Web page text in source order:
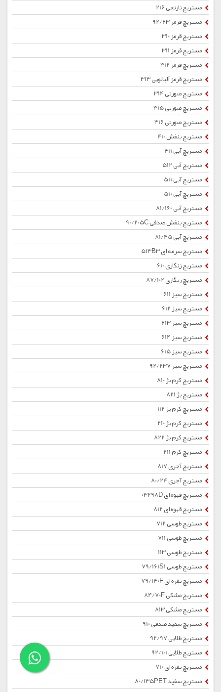
مستربچ نارنجی 216
مستربچ قرمز 92/63
مستربچ قرمز 310
مستربچ قرمز 311
مستربچ قرمز 312
مستربچ قرمز آلبالویی 313
مستربچ صورتی 314
مستربچ صورتی 315
مستربچ صورتی 316
مستربچ بنفش 410
مستربچ آبی 411
مستربچ آبی 512
مستربچ آبی 511
مستربچ آبی 510
مستربچ آبی 81/160
مستربچ بنفش صدفی 90/205C
مستربچ آبی 81/45
مستربچ سرمه ای 513B3
مستربچ زنگاری 610
مستربچ زنگاری 87/102
مستربچ سبز 611
مستربچ سبز 612
مستربچ سبز 613
مستربچ سبز 614
مستربچ سبز 615
مستربچ سبز 92/237
مستربچ کرم بژ 810
مستربچ بژ 821
مستربچ کرم بژ 112
مستربچ کرم بژ 210
مستربچ کرم بژ 822
مستربچ کرم 211
مستربچ آجری 817
مستربچ آجری 80/24
مستربچ قهوه ای 03298D
مستربچ قهوه ای 812
مستربچ طوسی 712
مستربچ طوسی 711
مستربچ طوسی 113
مستربچ طوسی 79/161S1
مستربچ نقره ای 79/140F
مستربچ مشکی 84/70F
مستربچ مشکی 813
مستربچ سفید صدفی 910
مستربچ طلایی 92/97
مستربچ طلایی 92/101
مستربچ نقره ای 710
مستربچ سفید 80/135PET